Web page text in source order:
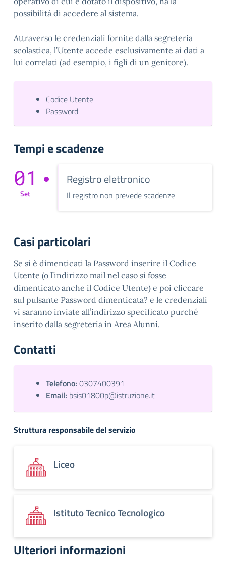
possibilità di accedere al sistema.
Attraverso le credenziali fornite dalla segreteria
scolastica, l’Utente accede esclusivamente ai dati a
lui correlati (ad esempio, i figli di un genitore).
Codice Utente
Password
Tempi e scadenze
01
Set
Registro elettronico
Il registro non prevede scadenze
Casi particolari
Se si è dimenticati la Password inserire il Codice
Utente (o l’indirizzo mail nel caso si fosse
dimenticato anche il Codice Utente) e poi cliccare
sul pulsante Password dimenticata? e le credenziali
vi saranno inviate all’indirizzo specificato purché
inserito dalla segreteria in Area Alunni.
Contatti
Telefono: 0307400391
Email: bsis01800p@istruzione.it
Struttura responsabile del servizio
Liceo
Istituto Tecnico Tecnologico
Ulteriori informazioni